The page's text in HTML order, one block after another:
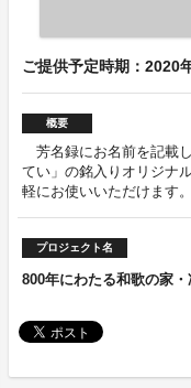
ご提供予定時期：2020
概要
芳名録にお名前を記載
てい」の銘入りオリジナ
軽にお使いいただけます。
プロジェクト名
800年にわたる和歌の家